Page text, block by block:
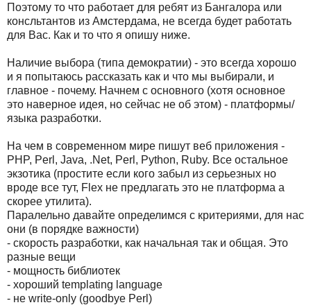
Поэтому то что работает для ребят из Бангалора или
консльтантов из Амстердама, не всегда будет работать
для Вас. Как и то что я опишу ниже.
Наличие выбора (типа демократии) - это всегда хорошо
и я попытаюсь рассказать как и что мы выбирали, и
главное - почему. Начнем с основного (хотя основное
это наверное идея, но сейчас не об этом) - платформы/
языка разработки.
На чем в современном мире пишут веб приложения -
PHP, Perl, Java, .Net, Perl, Python, Ruby. Все остальное
экзотика (простите если кого забыл из серьезных но
вроде все тут, Flex не предлагать это не платформа а
скорее утилита).
Паралельно давайте определимся с критериями, для нас
они (в порядке важности)
- скорость разработки, как начальная так и общая. Это
разные вещи
- мощность библиотек
- хороший templating language
- не write-only (goodbye Perl)